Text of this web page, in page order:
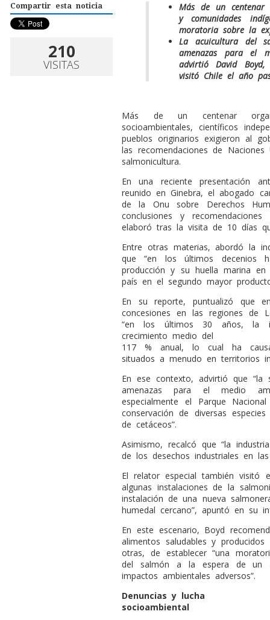
Compartir esta noticia
210
VISITAS
Más de un centenar
y comunidades
moratoria sobre la
La acuicultura del
amenazas para el
advirtió David
visitó Chile el año
Más de un centenar
socioambientales, científicos
pueblos originarios exigieron al
las recomendaciones de
salmonicultura.
En una reciente presentación
reunido en Ginebra, el abogado
de la Onu sobre Derechos
conclusiones y
elaboró tras la visita de 10 días
Entre otras materias, abordó la
que “en los últimos decenios
producción y su huella marina
país en el segundo mayor
En su reporte, puntualizó que
concesiones en las regiones de
“en los últimos 30 años, la
crecimiento medio del
117 % anual, lo cual ha
situados a menudo en territorios
En ese contexto, advirtió que “la
amenazas para el medio
especialmente el Parque
conservación de diversas
de cetáceos”.
Asimismo, recalcó que “la
de los desechos industriales en
El relator especial también visitó
algunas instalaciones de la
instalación de una nueva
humedal cercano”, apuntó en su
En este escenario, Boyd
alimentos saludables y
otras, de establecer “una
del salmón a la espera de un
impactos ambientales adversos”.
Denuncias y lucha
socioambiental